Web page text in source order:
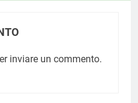
inviare un commento.